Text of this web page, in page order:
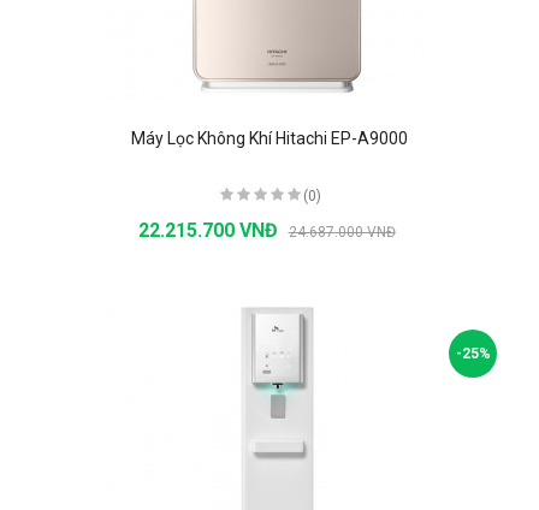
Máy Lọc Không Khí Hitachi EP-A9000
(0)
22.215.700 VNĐ 24.687.000 VNĐ
-25%